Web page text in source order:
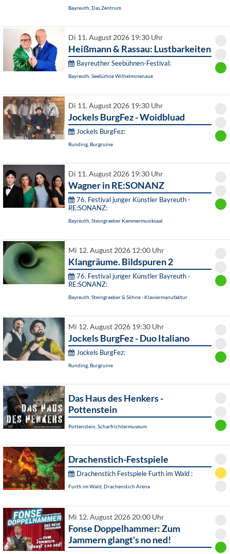
Bayreuth, Das Zentrum
Di 11. August 2026 19:30 Uhr
Heißmann & Rassau: Lustbarkeiten
Bayreuther Seebühnen-Festival:
Bayreuth, Seebühne Wilhelminenaue
Di 11. August 2026 19:30 Uhr
Jockels BurgFez - Woidbluad
Jockels BurgFez:
Runding, Burgruine
Di 11. August 2026 19:30 Uhr
Wagner in RE:SONANZ
76. Festival junger Künstler Bayreuth -
RE:SONANZ:
Bayreuth, Steingraeber Kammermusiksaal
Mi 12. August 2026 12:00 Uhr
Klangräume. Bildspuren 2
76. Festival junger Künstler Bayreuth -
RE:SONANZ:
Bayreuth, Steingraeber & Söhne - Klaviermanufaktur
Mi 12. August 2026 19:30 Uhr
Jockels BurgFez - Duo Italiano
Jockels BurgFez:
Runding, Burgruine
Das Haus des Henkers -
Pottenstein
Pottenstein, Scharfrichtermuseum
Drachenstich-Festspiele
Drachenstich Festspiele Furth im Wald :
Furth im Wald, Drachenstich Arena
Mi 12. August 2026 20:00 Uhr
Fonse Doppelhammer: Zum
Jammern glangt's no ned!